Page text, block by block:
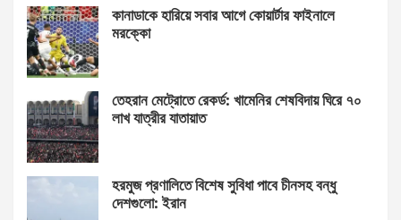
কানাডাকে হারিয়ে সবার আগে কোয়ার্টার ফাইনালে
মরক্কো
তেহরান মেট্রোতে রেকর্ড: খামেনির শেষবিদায় ঘিরে ৭০
লাখ যাত্রীর যাতায়াত
হরমুজ প্রণালিতে বিশেষ সুবিধা পাবে চীনসহ বন্ধু
দেশগুলো: ইরান